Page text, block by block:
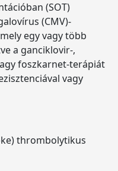
(SOT)
(CMV)-
egy vagy több
a ganciklovir-,
foszkarnet-terápiát
vagy
thrombolytikus